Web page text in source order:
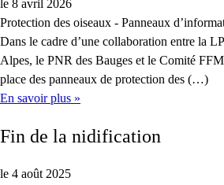
le 8 avril 2026
Protection des oiseaux - Panneaux
Dans le cadre d’une collaboration entre la
Alpes, le PNR des Bauges et le Comité
place des panneaux de protection des (…)
En savoir plus »
Fin de la nidification
le 4 août 2025